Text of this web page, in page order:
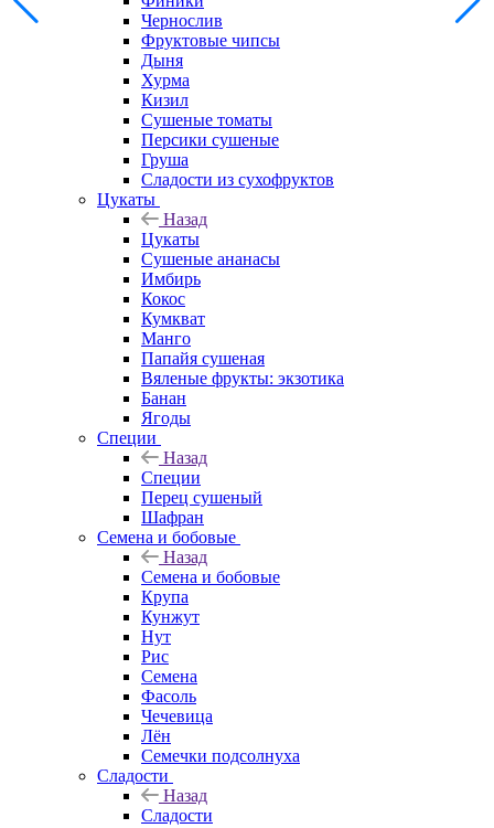
Чернослив
Фруктовые чипсы
Дыня
Хурма
Кизил
Сушеные томаты
Персики сушеные
Груша
Сладости из сухофруктов
Цукаты
Назад
Цукаты
Cушеные ананасы
Имбирь
Кокос
Кумкват
Манго
Папайя сушеная
Вяленые фрукты: экзотика
Банан
Ягоды
Специи
Назад
Специи
Перец сушеный
Шафран
Семена и бобовые
Назад
Семена и бобовые
Крупа
Кунжут
Нут
Рис
Семена
Фасоль
Чечевица
Лён
Семечки подсолнуха
Сладости
Назад
Сладости